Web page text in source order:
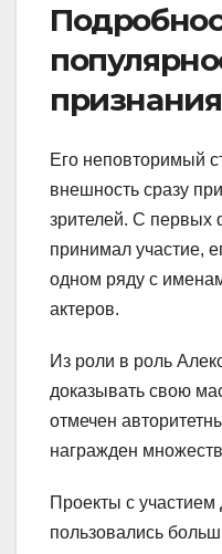
признания
Его неповторимый
внешность сразу
зрителей. С первых
принимал участие,
одном ряду с
актеров.
Из роли в роль
доказывать свою
отмечен
награжден
Проекты с участием
пользовались